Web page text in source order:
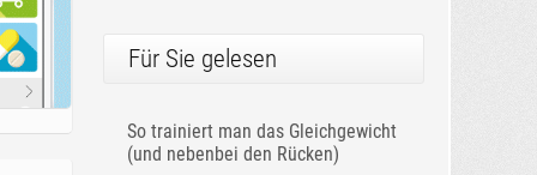
Für Sie gelesen
So trainiert man das Gleichgewicht
(und nebenbei den Rücken)